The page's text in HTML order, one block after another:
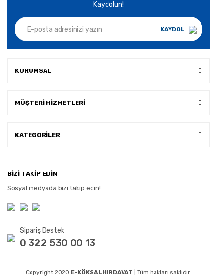
Kaydolun!
KAYDOL
KURUMSAL
MÜŞTERİ HİZMETLERİ
KATEGORİLER
BİZİ TAKİP EDİN
Sosyal medyada bizi takip edin!
Sipariş Destek
0 322 530 00 13
Copyright 2020 E-KÖKSALHIRDAVAT | Tüm hakları saklıdır.